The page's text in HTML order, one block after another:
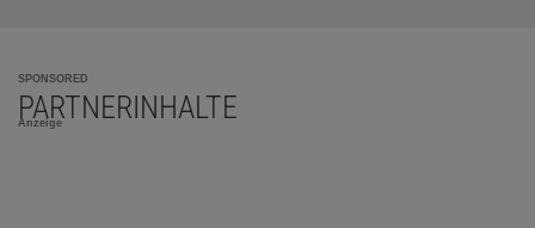
SPONSORED
PARTNERINHALTE
Anzeige